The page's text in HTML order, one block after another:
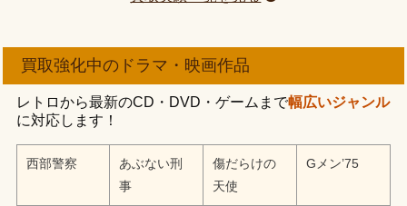
買取強化中のドラマ・映画作品
レトロから最新のCD・DVD・ゲームまで幅広いジャンル
に対応します！
西部警察
あぶない刑
事
傷だらけの
天使
Gメン’75